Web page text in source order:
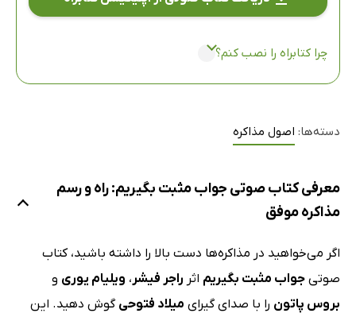
چرا کتابراه را نصب کنم؟
دسته‌ها: اصول مذاکره
معرفی کتاب صوتی جواب مثبت بگیریم: راه و رسم
مذاکره موفق
اگر می‌خواهید در مذاکر‌ه‌ها دست بالا را داشته باشید، کتاب
صوتی جواب مثبت بگیریم اثر راجر فیشر، ویلیام یوری و
بروس پاتون را با صدای گیرای میلاد فتوحی گوش دهید. این